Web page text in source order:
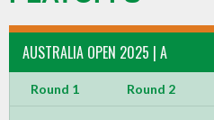
AUSTRALIA OPEN 2025 | A
Round 1 Round 2